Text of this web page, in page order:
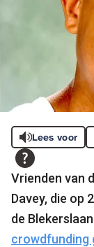
Lees voor
Vrienden van
Davey, die op
de
crowdfunding